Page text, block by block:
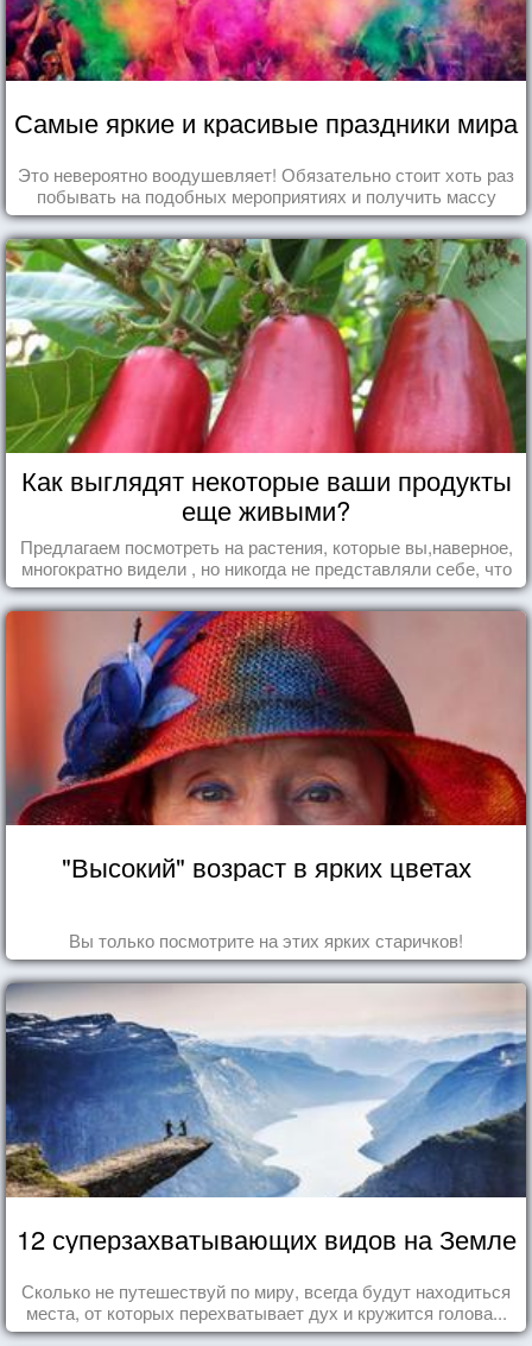
Самые яркие и красивые праздники мира
Это невероятно воодушевляет! Обязательно стоит хоть раз
побывать на подобных мероприятиях и получить массу
впечатлений!
Как выглядят некоторые ваши продукты
еще живыми?
Предлагаем посмотреть на растения, которые вы,наверное,
многократно видели , но никогда не представляли себе, что
употребляете их в пищу.
"Высокий" возраст в ярких цветах
Вы только посмотрите на этих ярких старичков!
12 суперзахватывающих видов на Земле
Сколько не путешествуй по миру, всегда будут находиться
места, от которых перехватывает дух и кружится голова...